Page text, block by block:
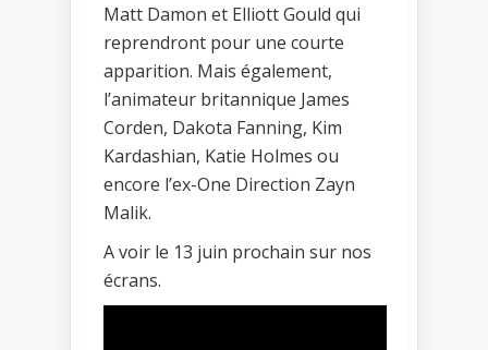
Matt Damon et Elliott Gould qui
reprendront pour une courte
apparition. Mais également,
l’animateur britannique James
Corden, Dakota Fanning, Kim
Kardashian, Katie Holmes ou
encore l’ex-One Direction Zayn
Malik.
A voir le 13 juin prochain sur nos
écrans.